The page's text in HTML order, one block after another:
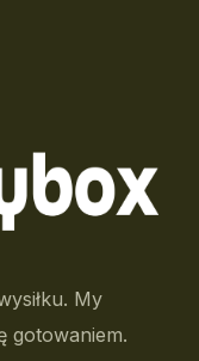
My
gotowaniem.